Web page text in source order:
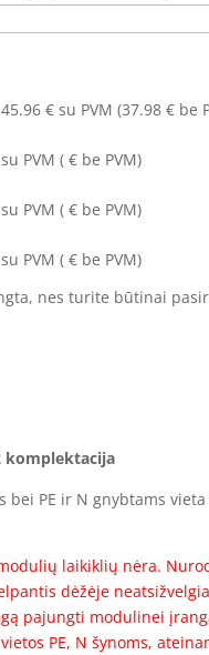
45.96€ su PVM (37.98 € be
su PVM ( € be PVM)
su PVM ( € be PVM)
su PVM ( € be PVM)
nes turite būtinai
komplektacija
PE ir N gnybtams
laikiklių nėra.
dėžėje
pajungti modulinei
PE, N šynoms,